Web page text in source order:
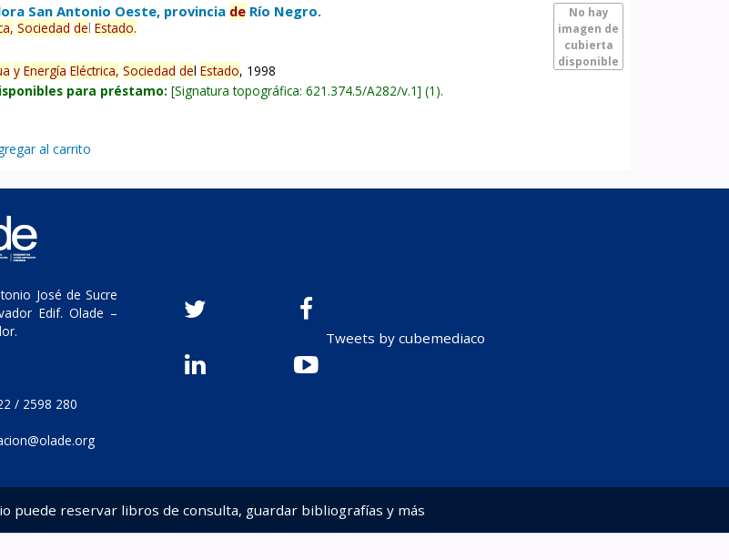
No hay
imagen de
cubierta
disponible
San Antonio Oeste, provincia de Río Negro.
Sociedad delEstado.
y Energía Eléctrica, Sociedad delEstado, 1998
para préstamo: Signatura topográfica:621.374.5/A282/v.1 (1).
al carrito
José de Sucre
Edif. Olade –
/ 2598 280
Tweets by cubemediaco
puede reservar libros de consulta, guardar bibliografías y más